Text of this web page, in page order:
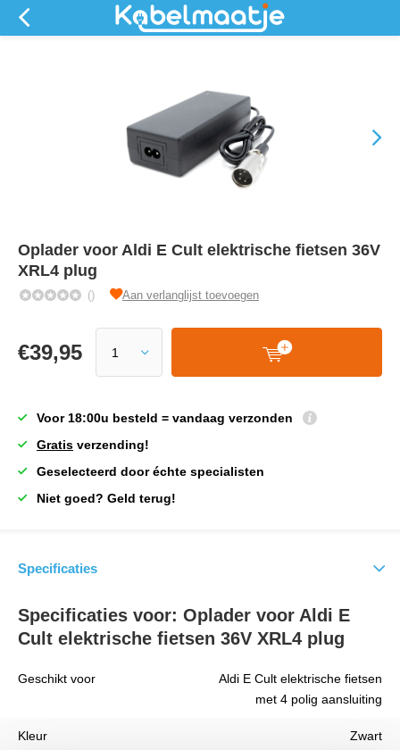
Oplader voor Aldi E Cult elektrische fietsen 36V
XRL4 plug
() Aan verlanglijst toevoegen
€39,95
Voor 18:00u besteld = vandaag verzonden
Gratis verzending!
Geselecteerd door échte specialisten
Niet goed? Geld terug!
Specificaties
Specificaties voor: Oplader voor Aldi E
Cult elektrische fietsen 36V XRL4 plug
Geschikt voor
Aldi E Cult elektrische fietsen
met 4 polig aansluiting
Kleur Zwart